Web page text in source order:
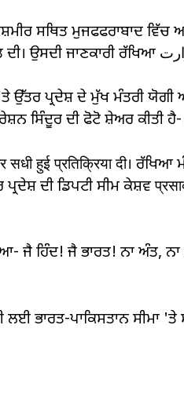
ਸਥਿਤ ਮੁਜਫਫਰਾਬਾਦ
ਪ੍ਰਦੇਸ਼ ਦੇ ਮੁੱਖ ਮੰਤਰੀ ਯੋਗੀ
ਸਿੰਦੂਰ ਦੀ ਫੋਟੋ ਸ਼ੇਅਰ ਕੀਤੀ ਹੈ-
सधी हुई प्रतिक्रिया दी।
ਦੀ ਡਿਪਟੀ ਸੀਮ ਕੇਸ਼ਵ प्रसाद
ਜੈ ਹਿੰਦ! ਜੈ ਭਾਰਤ! ਨਾ ਅੰਤ, ਨਾ
ਲਈ ਭਾਰਤ-ਪਾਕਿਸਤਾਨ ਸੀਮਾ